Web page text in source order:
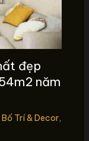
đẹp
năm
Trí & Decor,